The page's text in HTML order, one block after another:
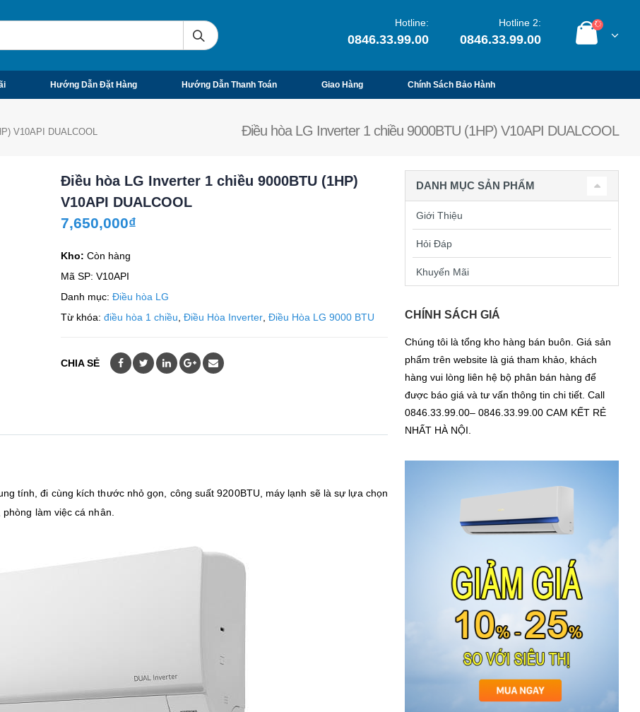
Hotline:
0846.33.99.00
Hotline 2:
0846.33.99.00
Hướng Dẫn Đặt Hàng Hướng Dẫn Thanh Toán Giao Hàng Chính Sách Bảo Hành
Điều hòa LG Inverter 1 chiều 9000BTU (1HP) V10API DUALCOOL
V10API DUALCOOL
Điều hòa LG Inverter 1 chiều 9000BTU (1HP)
V10API DUALCOOL
7,650,000₫
Kho: Còn hàng
Mã SP: V10API
Danh mục: Điều hòa LG
Từ khóa: điều hòa 1 chiều Điều Hòa Inverter, Điều Hòa LG 9000 BTU
CHIA SẺ
tính, đi cùng kích thước nhỏ gọn, công suất 9200BTU, máy lạnh sẽ là sự lựa chọn
làm việc cá nhân.
DANH MỤC SẢN PHẨM
Giới Thiệu
Hỏi Đáp
Khuyến Mãi
CHÍNH SÁCH GIÁ
Chúng tôi là tổng kho hàng bán buôn. Giá sản
phẩm trên website là giá tham khảo, khách
hàng vui lòng liên hệ bộ phân bán hàng để
được báo giá và tư vấn thông tin chi tiết. Call
0846.33.99.00– 0846.33.99.00 CAM KẾT RẺ
NHẤT HÀ NỘI.